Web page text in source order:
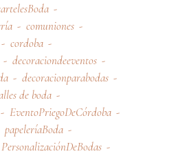
comuniones
cordoba
decoraciondeeventos
decoracionparabodas
de boda
EventoPriegoDeCórdoba
papeleríaBoda
PersonalizaciónDeBodas